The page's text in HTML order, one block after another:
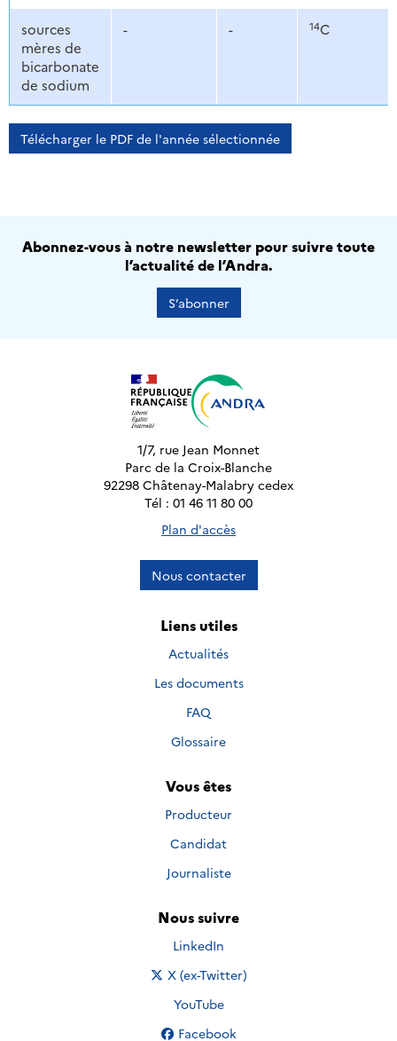
sources
mères de
bicarbonate
de sodium
- - 14C
Télécharger le PDF de l'année sélectionnée
Abonnez-vous à notre newsletter pour suivre toute
l’actualité de l’Andra.
S’abonner
1/7, rue Jean Monnet
Parc de la Croix-Blanche
92298 Châtenay-Malabry cedex
Tél : 01 46 11 80 00
Plan d'accès
Nous contacter
Liens utiles
Actualités
Les documents
FAQ
Glossaire
Vous êtes
Producteur
Candidat
Journaliste
Nous suivre
Nous suivre sur
LinkedIn
Nous suivre sur
X (ex-Twitter)
Nous suivre sur
YouTube
Nous suivre sur
Facebook